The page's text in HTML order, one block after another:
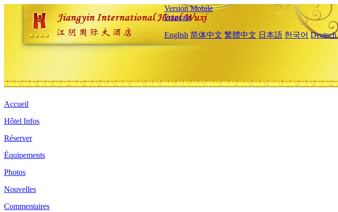
Version Mobile
Français
English 简体中文 繁體中文 日本語 한국어 Deutsch
Accueil
Hôtel Infos
Réserver
Équipements
Photos
Nouvelles
Commentaires